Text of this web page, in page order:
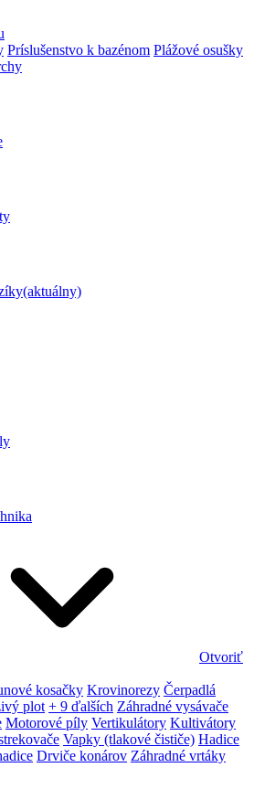
Príslušenstvo k bazénom Plážové osušky
(aktuálny)
Otvoriť
kosačky Krovinorezy Čerpadlá
plot + 9 ďalších Záhradné vysávače
Motorové píly Vertikulátory Kultivátory
Vapky (tlakové čističe) Hadice
Drviče konárov Záhradné vrtáky